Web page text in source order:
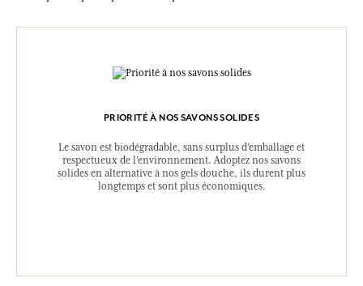
PRIORITÉ À NOS SAVONS SOLIDES
Le savon est biodégradable, sans surplus d’emballage et
respectueux de l’environnement. Adoptez nos savons
solides en alternative à nos gels douche, ils durent plus
longtemps et sont plus économiques.